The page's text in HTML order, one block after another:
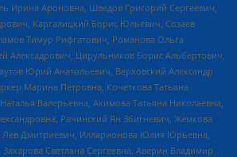
Ирина Ароновна, Шведов Григорий Сергеевич,
Каргалицкий Борис Юльевич, Созаев
Тимур Рифгатович, Романова Ольга
Алексадрович, Цирульников Борис Альбертович,
Юрий Анатольевич, Верховский Александр
Марина Петровна, Кочеткова Татьяна
Валерьевна, Акимова Татьяна Николаевна,
Рачинский Ян Збигневич, Жемкова
Лев Дмитриевич, Илларионова Юлия Юрьевна,
Светлана Сергеевна, Аверин Владимир